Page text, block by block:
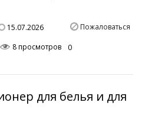
15.07.2026 Пожаловаться
8 просмотров 0
для белья и для